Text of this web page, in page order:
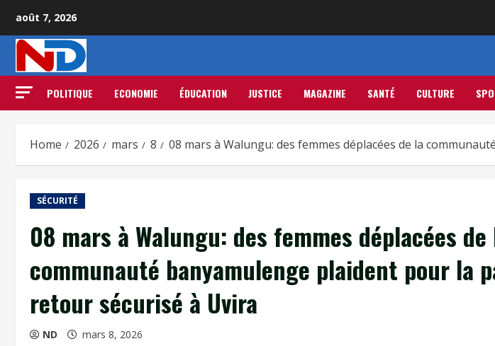
août 7, 2026
POLITIQUE ECONOMIE ÉDUCATION JUSTICE MAGAZINE SANTÉ CULTURE
Home 2026 mars 8 08 mars à Walungu: des femmes déplacées de la
SÉCURITÉ
08 mars à Walungu: des femmes déplacées de
communauté banyamulenge plaident pour la
retour sécurisé à Uvira
ND mars 8, 2026